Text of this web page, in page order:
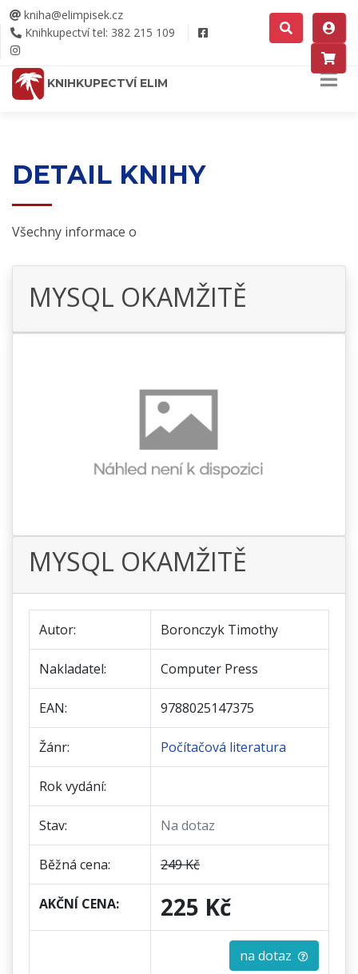
kniha@elimpisek.cz
Knihkupectví tel: 382 215 109
KNIHKUPECTVÍ ELIM
DETAIL KNIHY
Všechny informace o
MYSQL OKAMŽITĚ
MYSQL OKAMŽITĚ
Autor: Boronczyk Timothy
Nakladatel: Computer Press
EAN: 9788025147375
Žánr: Počítačová literatura
Rok vydání:
Stav: Na dotaz
Běžná cena: 249 Kč
AKČNÍ CENA: 225 Kč
na dotaz